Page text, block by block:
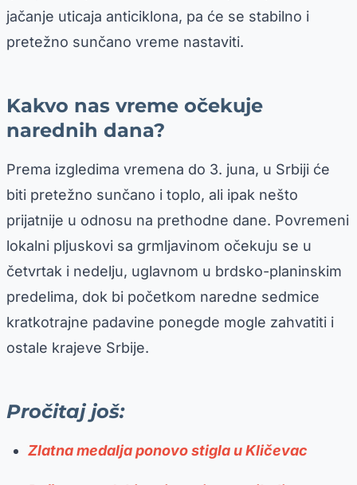
jačanje uticaja anticiklona, pa će se stabilno i
pretežno sunčano vreme nastaviti.
Kakvo nas vreme očekuje
narednih dana?
Prema izgledima vremena do 3. juna, u Srbiji će
biti pretežno sunčano i toplo, ali ipak nešto
prijatnije u odnosu na prethodne dane. Povremeni
lokalni pljuskovi sa grmljavinom očekuju se u
četvrtak i nedelju, uglavnom u brdsko-planinskim
predelima, dok bi početkom naredne sedmice
kratkotrajne padavine ponegde mogle zahvatiti i
ostale krajeve Srbije.
Pročitaj još:
Zlatna medalja ponovo stigla u Kličevac